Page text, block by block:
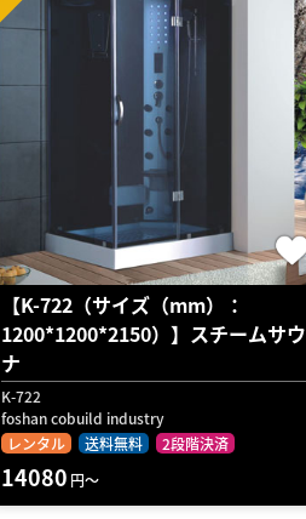
【K-722（サイズ（mm）：
1200*1200*2150）】スチームサウ
ナ
K-722
foshan cobuild industry
レンタル
送料無料 2段階決済
14080 円～